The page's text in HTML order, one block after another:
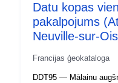
Datu kopas
pakalpojums
Neuville-sur-
Francijas ģeokataloga
DDT95 — Mālainu